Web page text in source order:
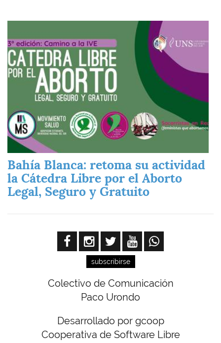
Bahía Blanca: retoma su actividad
la Cátedra Libre por el Aborto
Legal, Seguro y Gratuito
subscribirse
Colectivo de Comunicación
Paco Urondo
Desarrollado por gcoop
Cooperativa de Software Libre